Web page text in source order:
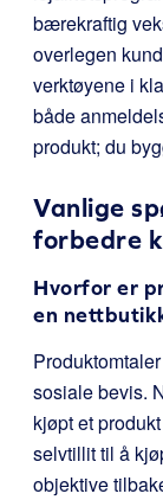
bærekraftig
overlegen
verktøyene i
både
produkt; du
Vanlige
forbedre
Hvorfor er
en
sosiale bevis.
kjøpt et
selvtillit til å
objektive